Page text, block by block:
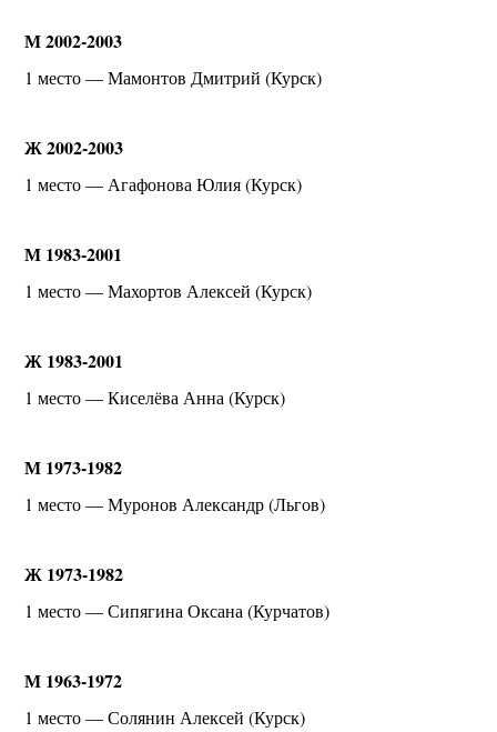
М 2002-2003
1 место — Мамонтов Дмитрий (Курск)
Ж 2002-2003
1 место — Агафонова Юлия (Курск)
М 1983-2001
1 место — Махортов Алексей (Курск)
Ж 1983-2001
1 место — Киселёва Анна (Курск)
М 1973-1982
1 место — Муронов Александр (Льгов)
Ж 1973-1982
1 место — Сипягина Оксана (Курчатов)
М 1963-1972
1 место — Солянин Алексей (Курск)